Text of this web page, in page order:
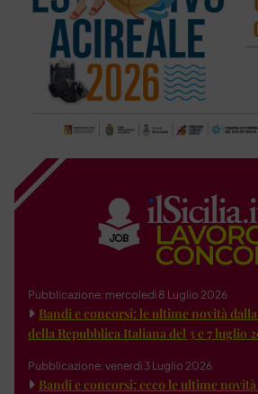
Pubblicazione: mercoledì 8 Luglio 2026
Bandi e concorsi: le ultime novità
della Repubblica Italiana del 3 e 7 luglio
Pubblicazione: venerdì 3 Luglio 2026
Bandi e concorsi: ecco le ultime novità